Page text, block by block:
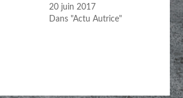
20 juin 2017
Dans "Actu Autrice"